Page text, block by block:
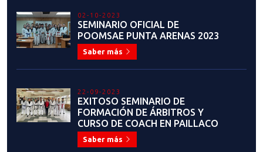
02-10-2023
SEMINARIO OFICIAL DE
POOMSAE PUNTA ARENAS 2023
Saber más
22-09-2023
EXITOSO SEMINARIO DE
FORMACIÓN DE ÁRBITROS Y
CURSO DE COACH EN PAILLACO
Saber más